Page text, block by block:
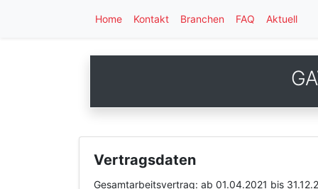
Home Kontakt Branchen FAQ Aktuell
Vertragsdaten
Gesamtarbeitsvertrag: ab 01.04.2021 bis